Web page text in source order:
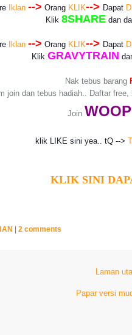
Iklan --> Orang KLIK--> Dapat
Klik 8SHAREdan
Iklan --> Orang KLIK--> Dapat
Klik GRAVYTRAIN
Nak tebus barang
join dan tebus hadiah.. Daftar
Join WOOP
klik LIKE sini yea.. tQ -->
KLIK SINI
| 2 comments
Laman
Papar versi